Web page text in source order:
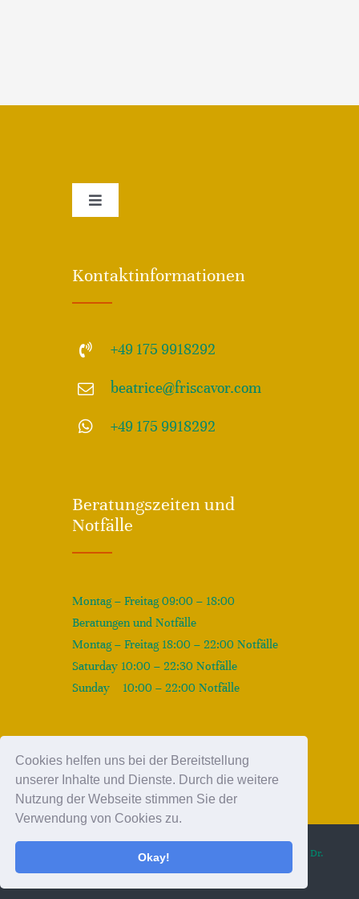
Cookies helfen uns bei der Bereitstellung
unserer Inhalte und Dienste. Durch die weitere
Nutzung der Webseite stimmen Sie der
Verwendung von Cookies zu.
Okay!
Toggle
Allgemeine Geschäftsdbedingungen – AGB
Kontaktinformationen
+49 175 9918292
beatrice@friscavor.com
+49 175 9918292
Beratungszeiten und
Notfälle
Montag – Freitag 09:00 – 18:00
Beratungen und Notfälle
Montag – Freitag 18:00 – 22:00 Notfälle
Saturday 10:00 – 22:30 Notfälle
Sunday 10:00 – 22:00 Notfälle
© copyright 2023 FriscaVor-Akademie für Tiergesundheit | by Dr.
Beatrice Dülffer-Schneitzer